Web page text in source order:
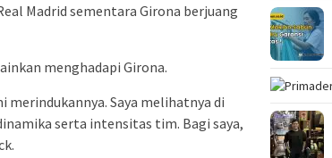
Madrid sementara Girona berjuang
menghadapi Girona.
Saya melihatnya di
serta intensitas tim. Bagi saya,